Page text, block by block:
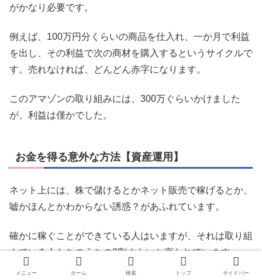
がかなり必要です。
例えば、100万円分くらいの商品を仕入れ、一か月で利益
を出し、その利益で次の商材を購入するというサイクルで
す。売れなければ、どんどん赤字になります。
このアマゾンの取り組みには、300万ぐらいかけました
が、利益は僅かでした。
お金を得る意外な方法【資産運用】
ネット上には、株で儲けるとかネット販売で稼げるとか、
嘘かほんとかわからない誘惑？があふれています。
確かに稼ぐことができている人はいますが、それは取り組
んでいる人たちのうちの2割ぐらいと言われています。
メニュー ホーム 検索 トップ サイドバー